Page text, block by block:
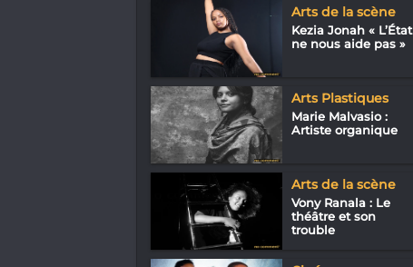
Arts de la scène
Kezia Jonah « L’État
ne nous aide pas »
Arts Plastiques
Marie Malvasio :
Artiste organique
Arts de la scène
Vony Ranala : Le
théâtre et son
trouble